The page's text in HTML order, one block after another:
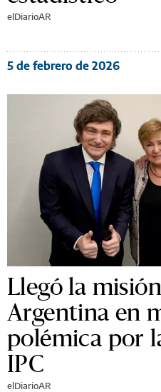
elDiarioAR
5 de febrero de 2026
Llegó la
Argentina en
polémica por
IPC
elDiarioAR